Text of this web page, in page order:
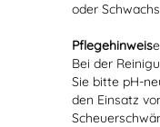
oder
Pflegehinweise
Bei der
Sie bitte pH-
den Einsatz